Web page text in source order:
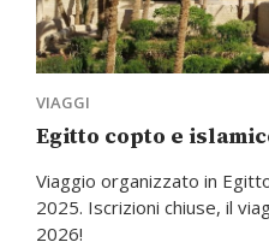
VIAGGI
Egitto copto e
Viaggio organizzato in
2025. Iscrizioni chiuse, il
2026!